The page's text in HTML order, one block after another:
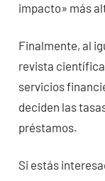
impacto» más
Finalmente, al
revista
servicios
deciden las
préstamos.
Si estás